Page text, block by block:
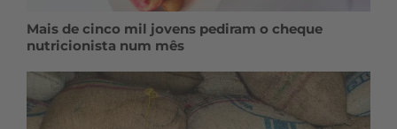
Mais de cinco mil jovens pediram o cheque
nutricionista num mês